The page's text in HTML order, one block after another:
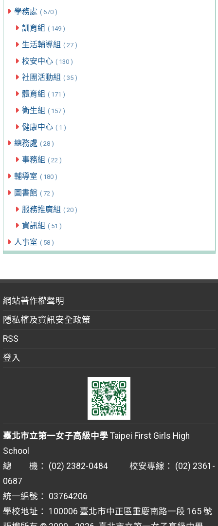
學務處 ( 670 )
訓育組 ( 149 )
生活輔導組 ( 27 )
校安中心 ( 130 )
社團活動組 ( 35 )
體育組 ( 171 )
衛生組 ( 157 )
健康中心 ( 1 )
總務處 ( 28 )
事務組 ( 22 )
輔導室 ( 180 )
圖書館 ( 72 )
服務推廣組 ( 20 )
資訊組 ( 51 )
人事室 ( 58 )
網站著作權聲明
隱私權及資訊安全政策
RSS
登入
臺北市立第一女子高級中學Taipei First Girls High
School
總 機： (02) 2382-0484 校安專線： (02) 2361-
0687
統一編號： 03764206
學校地址： 100006 臺北市中正區重慶南路一段 165 號